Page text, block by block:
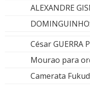
ALEXANDRE
César GUERRA
Mourao para
Camerata